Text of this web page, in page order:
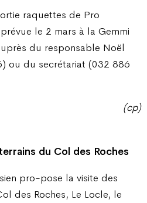
raquettes de Pro
le 2 mars à la Gemmi
du responsable Noël
ou du secrétariat (032 886
(cp)
du Col des Roches
pro-pose la visite des
des Roches, Le Locle, le